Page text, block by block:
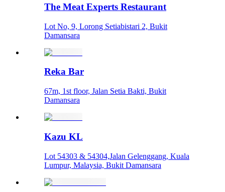
The Meat Experts Restaurant
Lot No, 9, Lorong Setiabistari 2, Bukit
Damansara
Reka Bar
67m, 1st floor, Jalan Setia Bakti, Bukit
Damansara
Kazu KL
Lot 54303 & 54304,Jalan Gelenggang, Kuala
Lumpur, Malaysia, Bukit Damansara